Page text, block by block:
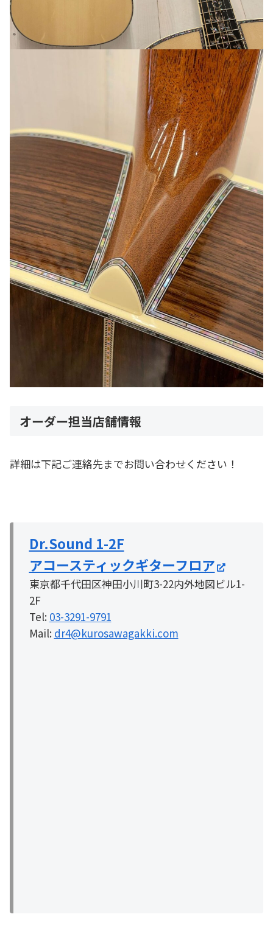
オーダー担当店舗情報
詳細は下記ご連絡先までお問い合わせください！
Dr.Sound 1-2F
アコースティックギターフロア
東京都千代田区神田小川町3-22内外地図ビル1-
2F
Tel: 03-3291-9791
Mail: dr4@kurosawagakki.com